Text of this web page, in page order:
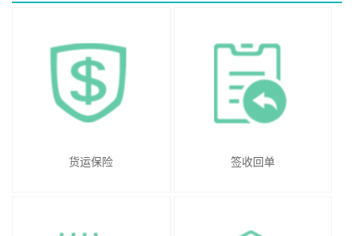
货运保险 签收回单